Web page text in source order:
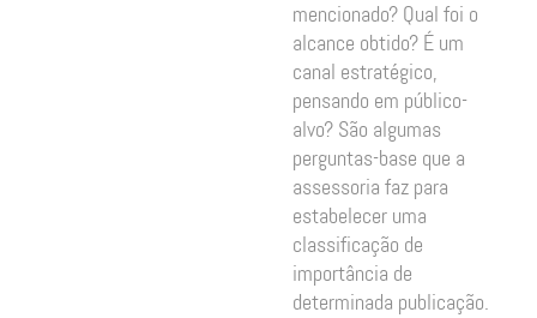
mencionado? Qual foi o
alcance obtido? É um
canal estratégico,
pensando em público-
alvo? São algumas
perguntas-base que a
assessoria faz para
estabelecer uma
classificação de
importância de
determinada publicação.